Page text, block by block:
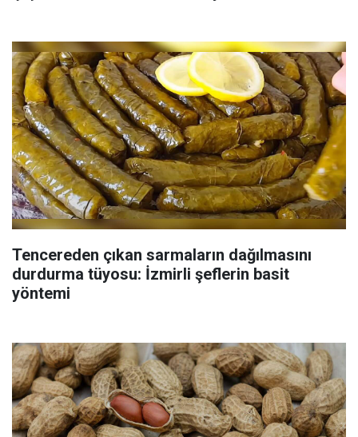
Tencereden çıkan sarmaların dağılmasını
durdurma tüyosu: İzmirli şeflerin basit
yöntemi